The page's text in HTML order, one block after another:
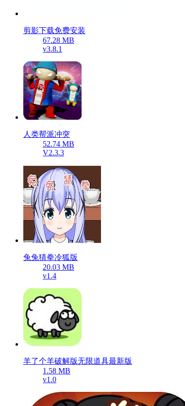
剪影下载免费安装
67.28 MB
v3.8.1
人类帮派冲突
52.74 MB
V2.3.3
兔兔猜拳冷狐版
20.03 MB
v1.4
羊了个羊破解版无限道具最新版
1.58 MB
v1.0